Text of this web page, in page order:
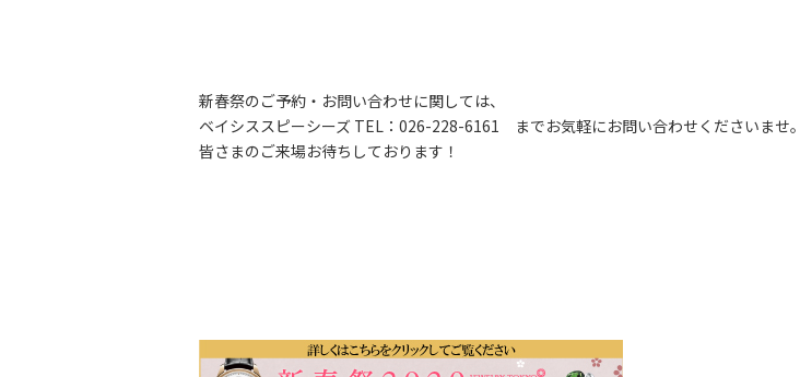
新春祭のご予約・お問い合わせに関しては、
ベイシススピーシーズ TEL：026-228-6161 までお気軽にお問い合わせくださいませ。
皆さまのご来場お待ちしております！